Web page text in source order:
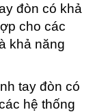
đòn có khả
cho các
khả năng
tay đòn có
hệ thống